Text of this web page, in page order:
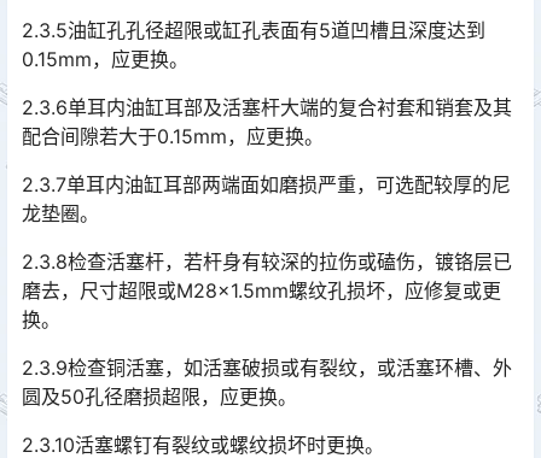
2.3.5油缸孔孔径超限或缸孔表面有5道凹槽且深度达到
0.15mm，应更换。
2.3.6单耳内油缸耳部及活塞杆大端的复合衬套和销套及其
配合间隙若大于0.15mm，应更换。
2.3.7单耳内油缸耳部两端面如磨损严重，可选配较厚的尼
龙垫圈。
2.3.8检查活塞杆，若杆身有较深的拉伤或磕伤，镀铬层已
磨去，尺寸超限或M28×1.5mm螺纹孔损坏，应修复或更
换。
2.3.9检查铜活塞，如活塞破损或有裂纹，或活塞环槽、外
圆及50孔径磨损超限，应更换。
2.3.10活塞螺钉有裂纹或螺纹损坏时更换。